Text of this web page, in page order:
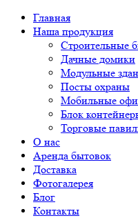
Главная
Наша продукция
Строительные
Дачные домики
Модульные
Посты охраны
Мобильные
Блок
Торговые
О нас
Аренда бытовок
Доставка
Фотогалерея
Блог
Контакты